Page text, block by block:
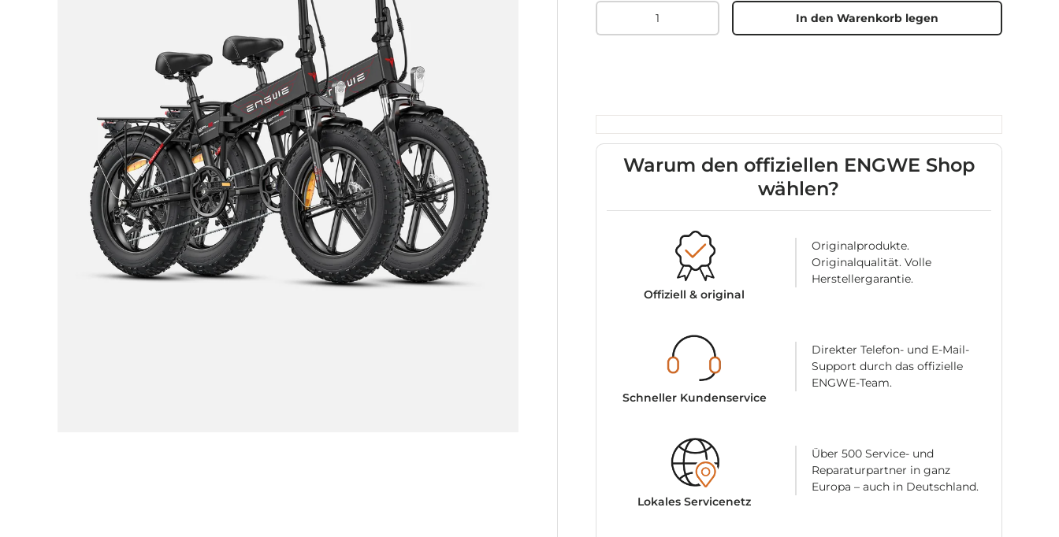
Menge
In den Warenkorb legen
Warum den offiziellen ENGWE Shop
wählen?
Offiziell & original
Originalprodukte.
Originalqualität. Volle
Herstellergarantie.
Schneller Kundenservice
Direkter Telefon- und E-Mail-
Support durch das offizielle
ENGWE-Team.
Lokales Servicenetz
Über 500 Service- und
Reparaturpartner in ganz
Europa – auch in Deutschland.